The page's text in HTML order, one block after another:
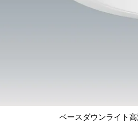
ベースダウンライト